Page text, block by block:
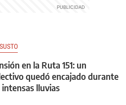
en la Ruta 151: un
quedó encajado durante
intensas lluvias